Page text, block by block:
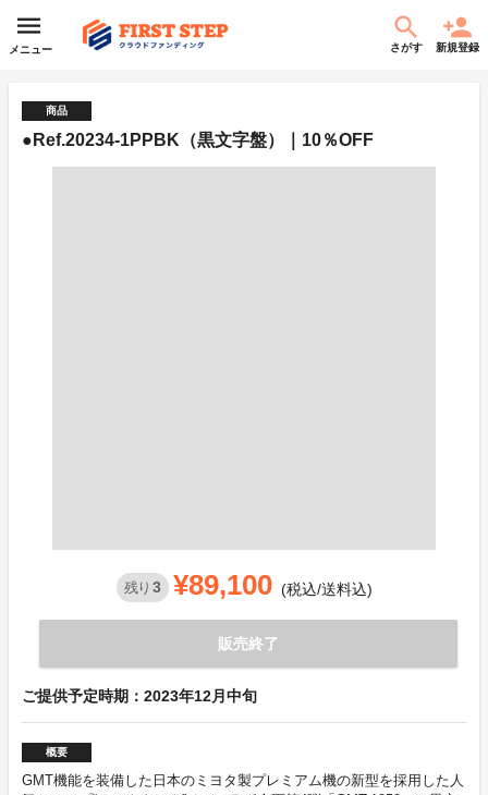
メニュー さがす 新規登録
商品
●Ref.20234-1PPBK（黒文字盤）｜10％OFF
残り 3 ¥89,100 (税込/送料込)
販売終了
ご提供予定時期：2023年12月中旬
概要
GMT機能を装備した日本のミヨタ製プレミアム機の新型を採用した人